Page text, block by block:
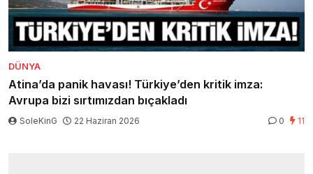
DÜNYA
Atina’da panik havası! Türkiye’den kritik imza:
Avrupa bizi sırtımızdan bıçakladı
SoleKinG 22 Haziran 2026 0 11